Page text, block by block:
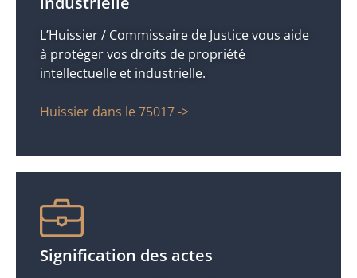
L’Huissier / Commissaire de Justice vous aide
à protéger vos droits de propriété
intellectuelle et industrielle.
Huissier dans le 75017 ->
Signification des actes